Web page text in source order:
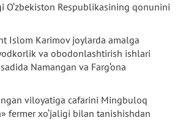
O‘zbekiston Respublikasining qonunini
Islom Karimov joylarda amalga
va obodonlashtirish ishlari
Namangan va Farg‘ona
viloyatiga cafarini Mingbuloq
fermer xo‘jaligi bilan tanishishdan